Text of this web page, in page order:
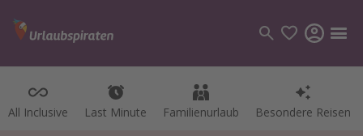
All Inclusive Last Minute Familienurlaub Besondere Reisen
Kategorien